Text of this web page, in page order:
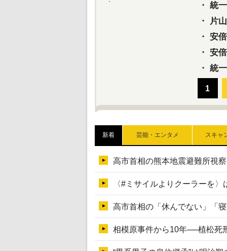
・ 統一教
・
片山
・ 安倍
・ 安倍
・ 統
新着 芸能・エンタメ スキャ